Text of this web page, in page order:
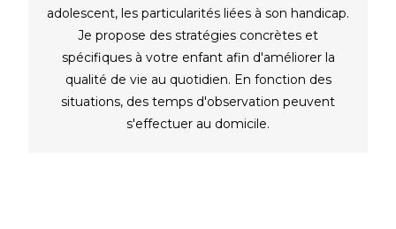
adolescent, les particularités liées à son handicap.
Je propose des stratégies concrètes et
spécifiques à votre enfant afin d'améliorer la
qualité de vie au quotidien. En fonction des
situations, des temps d'observation peuvent
s'effectuer au domicile.